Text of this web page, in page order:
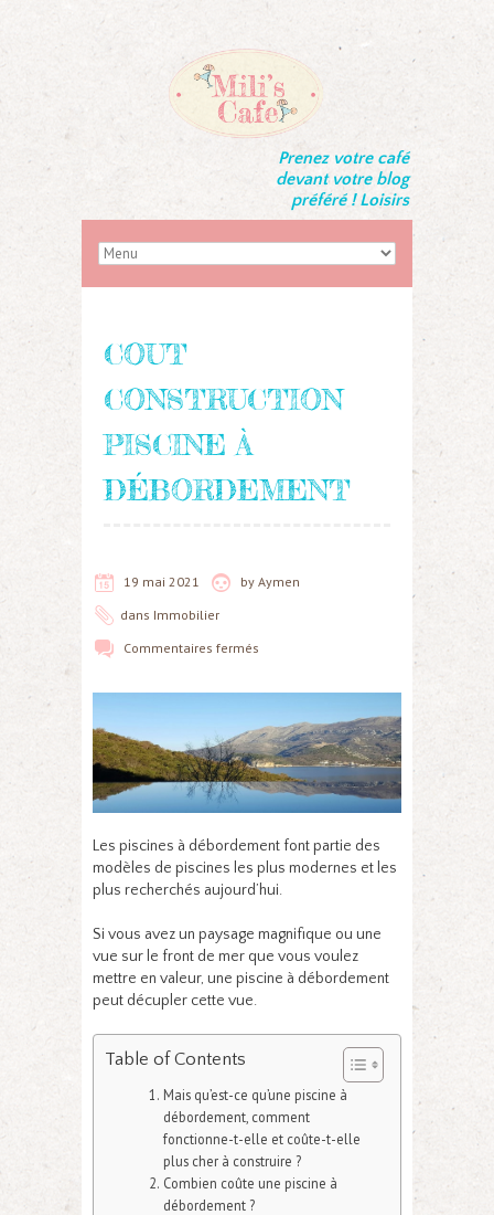
Prenez votre café
devant votre blog
préféré ! Loisirs
COUT
CONSTRUCTION
PISCINE À
DÉBORDEMENT
19 mai 2021 by Aymen
dans Immobilier
Commentaires fermés
Les piscines à débordement font partie des
modèles de piscines les plus modernes et les
plus recherchés aujourd’hui.
Si vous avez un paysage magnifique ou une
vue sur le front de mer que vous voulez
mettre en valeur, une piscine à débordement
peut décupler cette vue.
Table of Contents
Mais qu’est-ce qu’une piscine à
débordement, comment
fonctionne-t-elle et coûte-t-elle
plus cher à construire ?
Combien coûte une piscine à
débordement ?